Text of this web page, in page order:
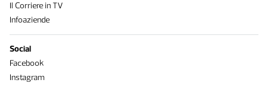
Il Corriere in TV
Infoaziende
Social
Facebook
Instagram